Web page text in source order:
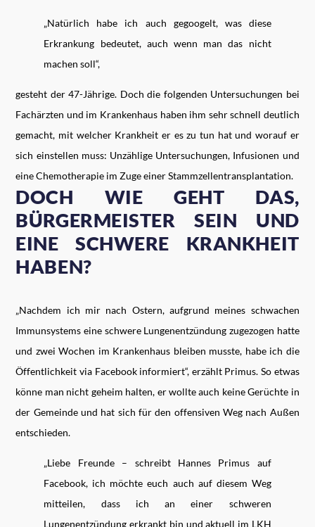
„Natürlich habe ich auch gegoogelt, was diese
Erkrankung bedeutet, auch wenn man das nicht
machen soll“,
gesteht der 47-Jährige. Doch die folgenden Untersuchungen bei
Fachärzten und im Krankenhaus haben ihm sehr schnell deutlich
gemacht, mit welcher Krankheit er es zu tun hat und worauf er
sich einstellen muss: Unzählige Untersuchungen, Infusionen und
eine Chemotherapie im Zuge einer Stammzellentransplantation.
DOCH WIE GEHT DAS,
BÜRGERMEISTER SEIN UND
EINE SCHWERE KRANKHEIT
HABEN?
„Nachdem ich mir nach Ostern, aufgrund meines schwachen
Immunsystems eine schwere Lungenentzündung zugezogen hatte
und zwei Wochen im Krankenhaus bleiben musste, habe ich die
Öffentlichkeit via Facebook informiert“, erzählt Primus. So etwas
könne man nicht geheim halten, er wollte auch keine Gerüchte in
der Gemeinde und hat sich für den offensiven Weg nach Außen
entschieden.
„Liebe Freunde – schreibt Hannes Primus auf
Facebook, ich möchte euch auch auf diesem Weg
mitteilen, dass ich an einer schweren
Lungenentzündung erkrankt bin und aktuell im LKH